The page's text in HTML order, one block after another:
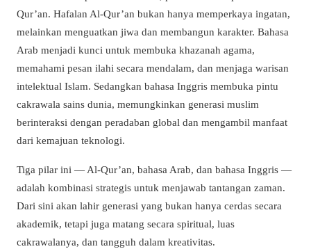
Qur’an. Hafalan Al-Qur’an bukan hanya memperkaya ingatan,
melainkan menguatkan jiwa dan membangun karakter. Bahasa
Arab menjadi kunci untuk membuka khazanah agama,
memahami pesan ilahi secara mendalam, dan menjaga warisan
intelektual Islam. Sedangkan bahasa Inggris membuka pintu
cakrawala sains dunia, memungkinkan generasi muslim
berinteraksi dengan peradaban global dan mengambil manfaat
dari kemajuan teknologi.
Tiga pilar ini — Al-Qur’an, bahasa Arab, dan bahasa Inggris —
adalah kombinasi strategis untuk menjawab tantangan zaman.
Dari sini akan lahir generasi yang bukan hanya cerdas secara
akademik, tetapi juga matang secara spiritual, luas
cakrawalanya, dan tangguh dalam kreativitas.